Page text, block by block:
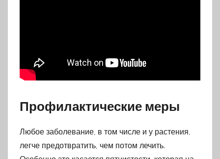
Профилактические меры
Любое заболевание, в том числе и у растения,
легче предотвратить, чем потом лечить.